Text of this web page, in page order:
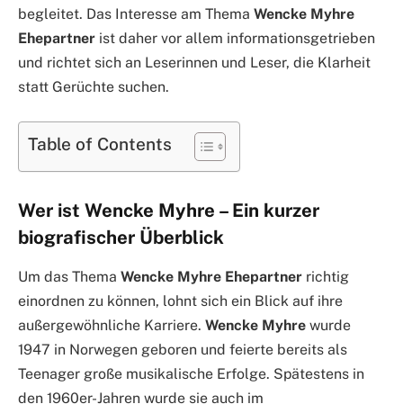
begleitet. Das Interesse am Thema Wencke Myhre
Ehepartner ist daher vor allem informationsgetrieben
und richtet sich an Leserinnen und Leser, die Klarheit
statt Gerüchte suchen.
Table of Contents
Wer ist Wencke Myhre – Ein kurzer
biografischer Überblick
Um das Thema Wencke Myhre Ehepartner richtig
einordnen zu können, lohnt sich ein Blick auf ihre
außergewöhnliche Karriere. Wencke Myhre wurde
1947 in Norwegen geboren und feierte bereits als
Teenager große musikalische Erfolge. Spätestens in
den 1960er-Jahren wurde sie auch im